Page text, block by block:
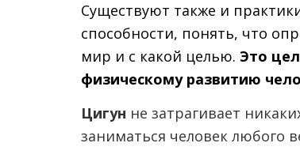
Существуют также и
способности, понять, что
мир и с какой целью. Это
физическому развитию
Цигун не затрагивает
заниматься человек любого